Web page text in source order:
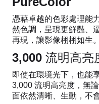
憑藉卓越的色彩處理能
然色調，呈現更鮮豔、
再現，讓影像栩栩如生。
3,000 流明高亮
即使在環境光下，也能
3,000 流明高亮度，無
面依然清晰、生動，不